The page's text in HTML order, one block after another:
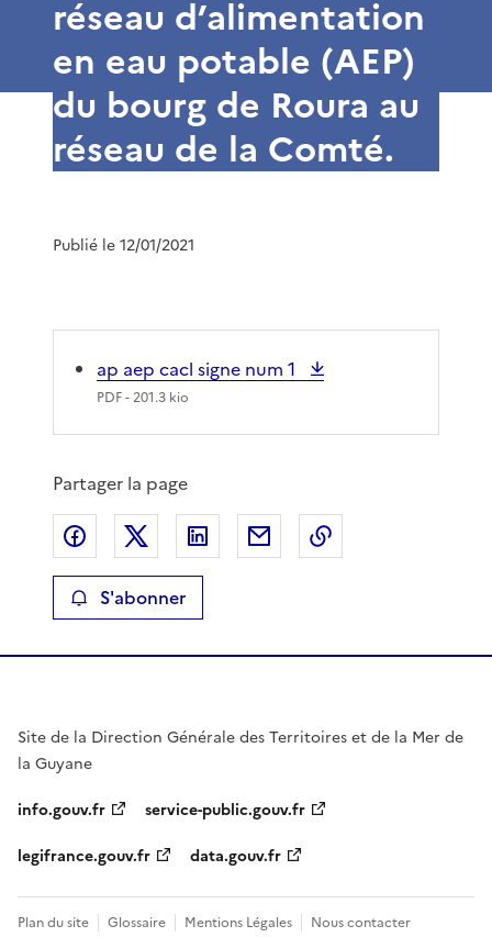
réseau d’alimentation
en eau potable (AEP)
du bourg de Roura au
réseau de la Comté.
Publié le 12/01/2021
ap aep cacl signe num 1
PDF- 201.3 kio
Partager la page
Partager sur Facebook
Partager sur XPartager sur LinkedIn
Partager par email
S'abonner
Site de la Direction Générale des Territoires et de la Mer de
la Guyane
info.gouv.fr
service-public.gouv.fr
legifrance.gouv.fr
data.gouv.fr
Plan du site Glossaire Mentions Légales Nous contacter